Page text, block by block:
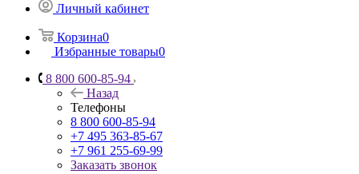
Личный кабинет
Корзина0
Избранные товары0
8 800 600-85-94
Назад
Телефоны
8 800 600-85-94
+7 495 363-85-67
+7 961 255-69-99
Заказать звонок